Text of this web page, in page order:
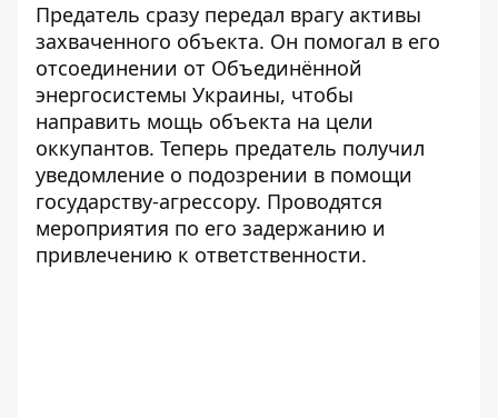
Предатель сразу передал врагу активы
захваченного объекта. Он помогал в его
отсоединении от Объединённой
энергосистемы Украины, чтобы
направить мощь объекта на цели
оккупантов. Теперь предатель получил
уведомление о подозрении в помощи
государству-агрессору. Проводятся
мероприятия по его задержанию и
привлечению к ответственности.